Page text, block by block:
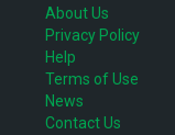
About Us
Privacy Policy
Help
Terms of Use
News
Contact Us